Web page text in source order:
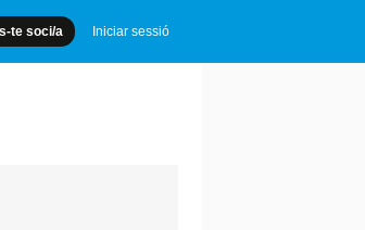
te soci/a Iniciar sessió